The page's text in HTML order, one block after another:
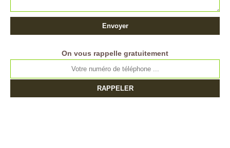
On vous rappelle gratuitement